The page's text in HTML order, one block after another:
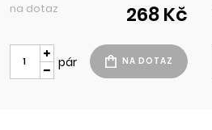
na dotaz 268 Kč
pár